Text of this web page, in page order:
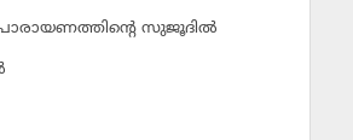
സുജൂദില്‍